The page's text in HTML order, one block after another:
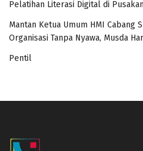
Pelatihan Literasi Digital di
Mantan Ketua Umum HMI Cabang
Organisasi Tanpa Nyawa, Musda
Pentil
joker123